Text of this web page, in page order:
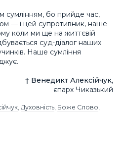
сумлінням, бо прийде час,
— і цей супротивник, наше
коли ми ще на життєвій
суд-діалог наших
Наше сумління
† Венедикт Алексійчук,
єпарх Чиказький
, Духовність, Боже Слово,